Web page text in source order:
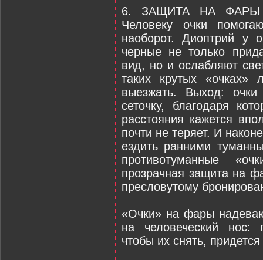
6. ЗАЩИТА НА ФАРЫ -
Человеку очки
наоборот. Диоптрий
черные не только
вид, но и ослабляют
таких крутых
выезжать. Выход:
сеточку, благодаря
расстояния кажется
почти не теряет. И
ездить ранними
противотуманные
прозрачная защита на
пресловутому
«Очки» на фары
на человеческий нос:
чтобы их снять,